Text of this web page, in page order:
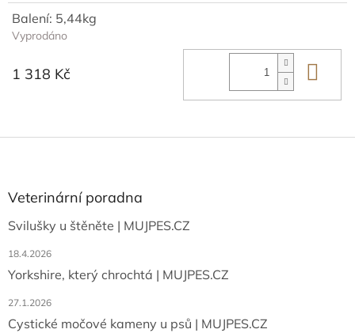
Balení: 5,44kg
Vyprodáno
1 318 Kč
Z
aVeterinární poradna
Svilušky u štěněte | MUJPES.CZ
18.4.2026
Yorkshire, který chrochtá | MUJPES.CZ
27.1.2026
Cystické močové kameny u psů | MUJPES.CZ